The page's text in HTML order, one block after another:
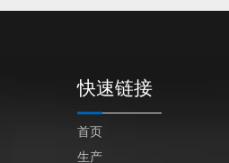
快速链接
首页
生产